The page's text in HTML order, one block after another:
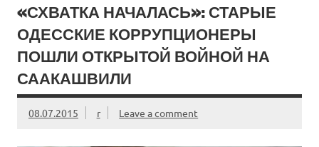
«СХВАТКА НАЧАЛАСЬ»: СТАРЫЕ
ОДЕССКИЕ КОРРУПЦИОНЕРЫ
ПОШЛИ ОТКРЫТОЙ ВОЙНОЙ НА
СААКАШВИЛИ
08.07.2015 r Leave a comment